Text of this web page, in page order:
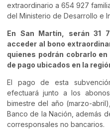
extraordinario a 654 927
del Ministerio de Desarrollo e
En San Martín, serán 31
acceder al bono
quienes podrán cobrarlo
de pago ubicados en la
El pago de esta
efectuará junto a los
bimestre del año (marzo-
Banco de la Nación, además
corresponsales no bancarios.